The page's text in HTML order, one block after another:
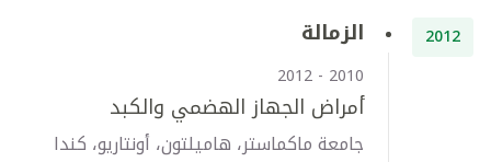
2012 الزمالة
2010 - 2012
أمراض الجهاز الهضمي والكبد
جامعة ماكماستر، هاميلتون، أونتاريو، كندا